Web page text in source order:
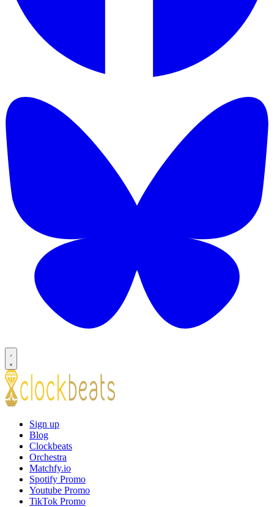
Sign up
Blog
Clockbeats
Orchestra
Matchfy.io
Spotify Promo
Youtube Promo
TikTok Promo